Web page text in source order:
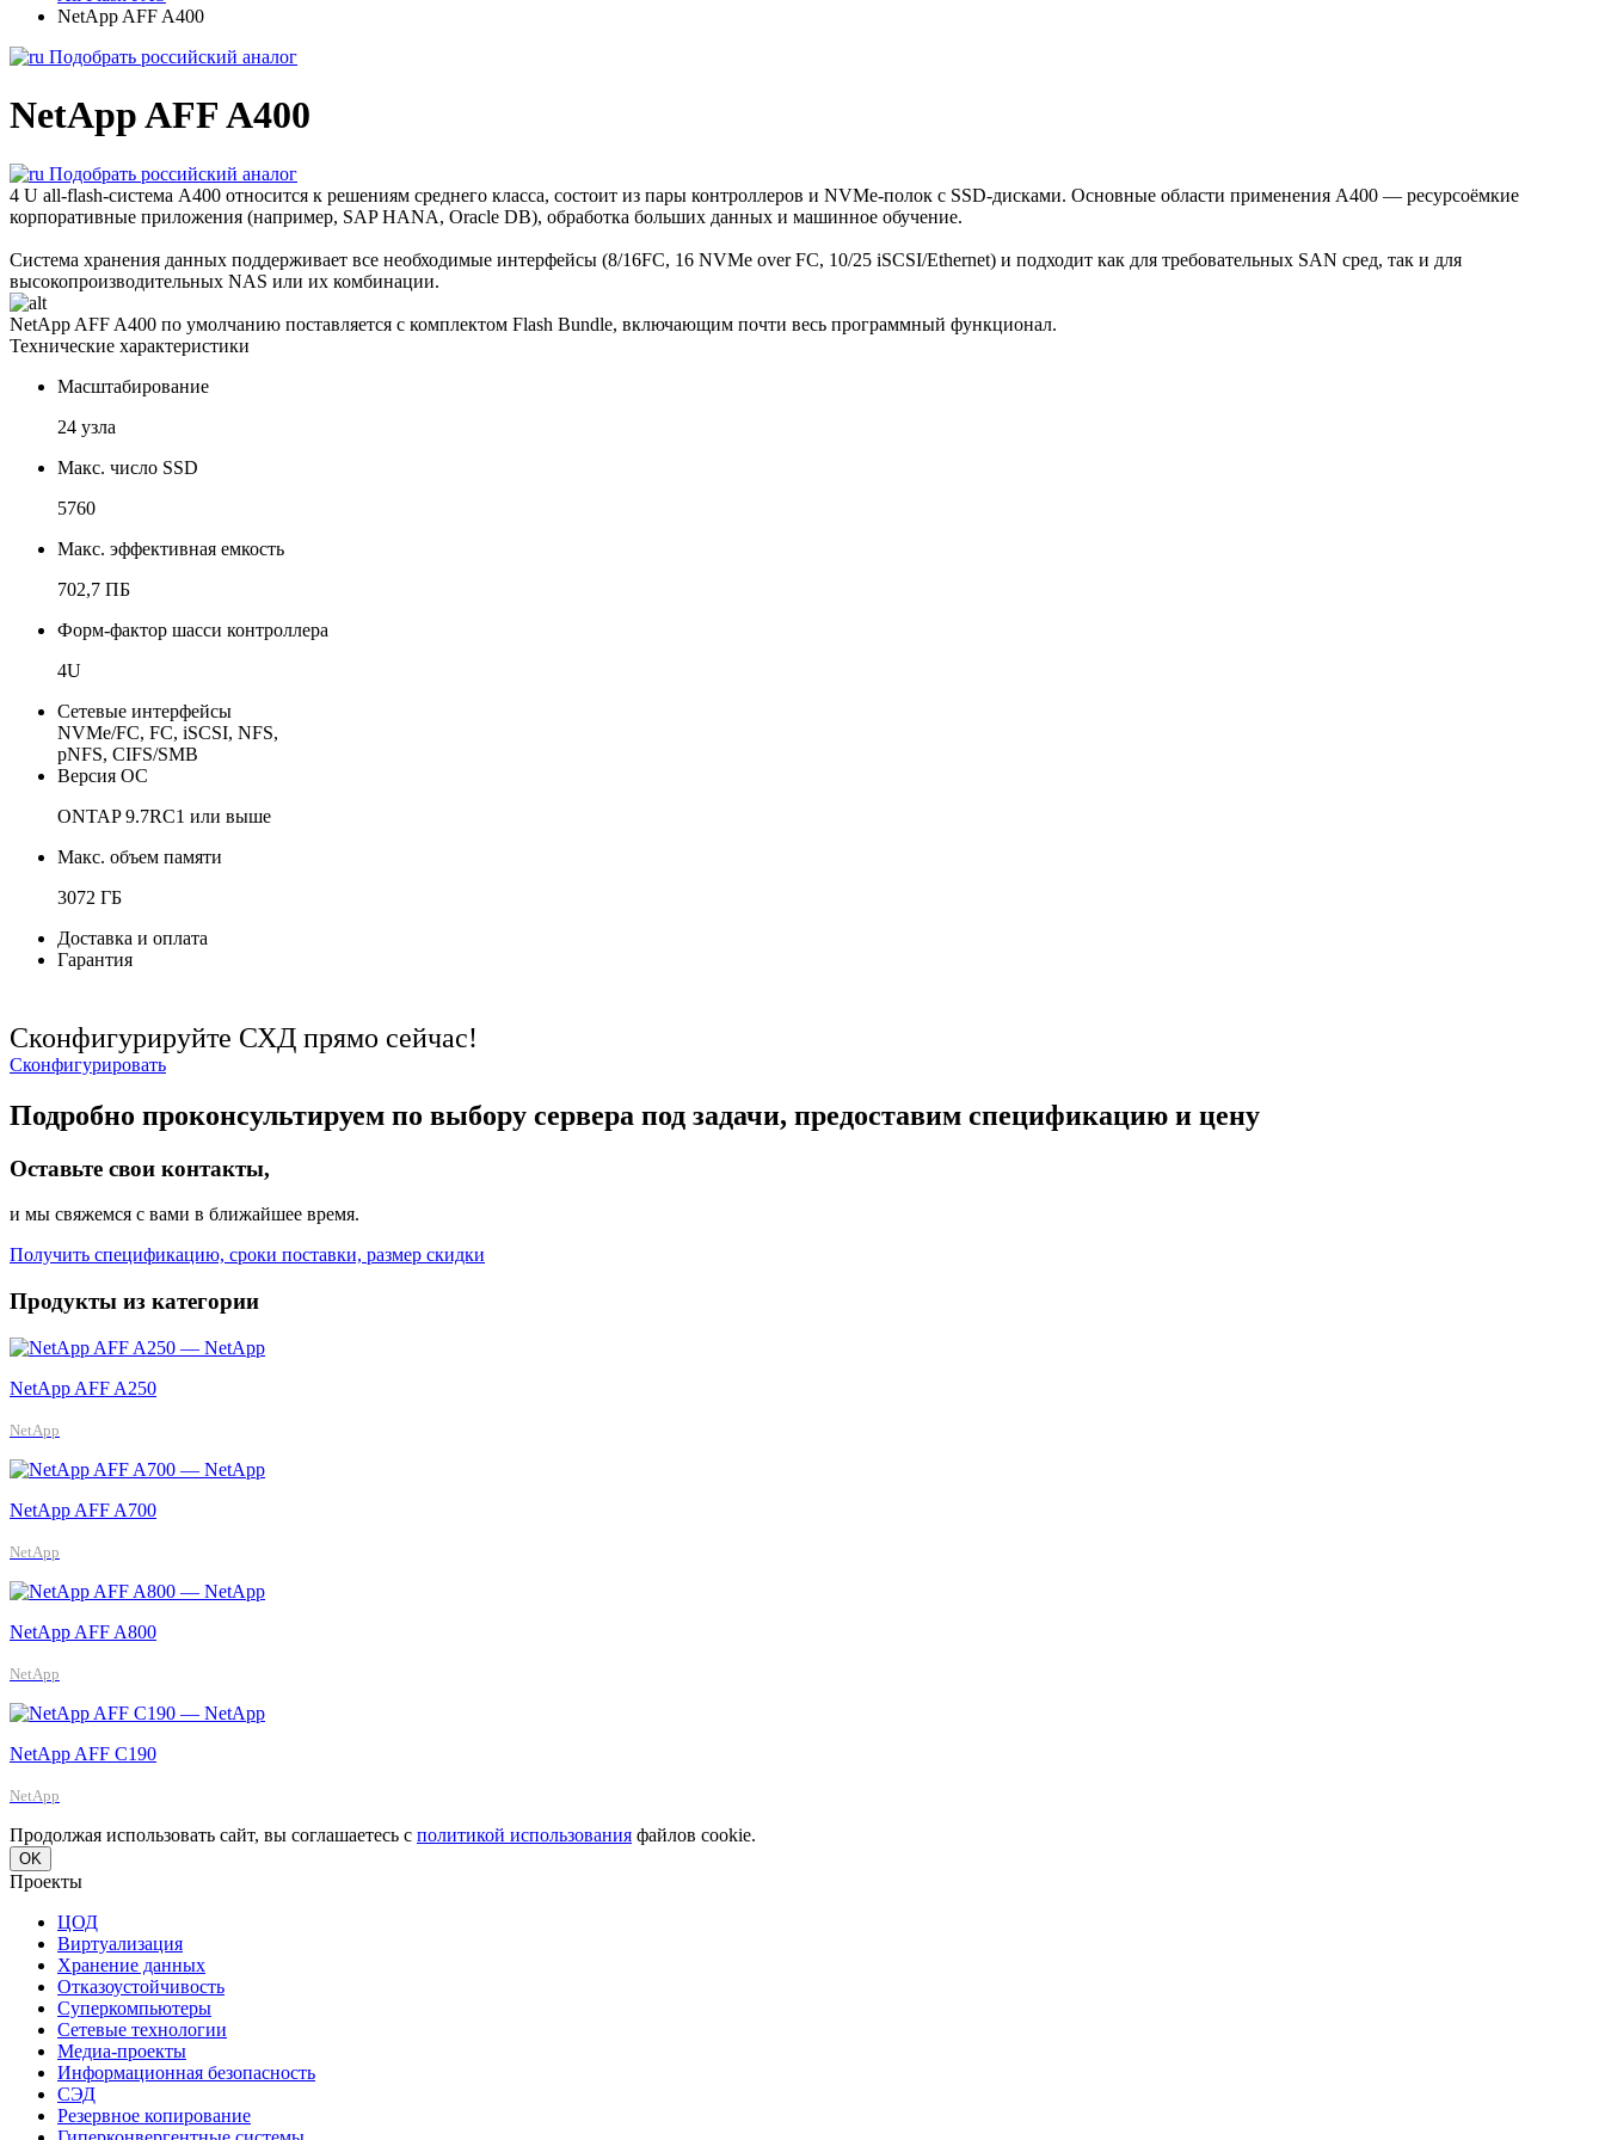
NetApp AFF A400
Подобрать российский аналог
NetApp AFF A400
Подобрать российский аналог
4 U all-flash-система A400 относится к решениям среднего класса, состоит из пары контроллеров и NVMe-полок с SSD-дисками. Основные области применения A400 — ресурсоёмкие
корпоративные приложения (например, SAP HANA, Oracle DB), обработка больших данных и машинное обучение.
Система хранения данных поддерживает все необходимые интерфейсы (8/16FC, 16 NVMe over FC, 10/25 iSCSI/Ethernet) и подходит как для требовательных SAN сред, так и для
высокопроизводительных NAS или их комбинации.
NetApp AFF A400 по умолчанию поставляется с комплектом Flash Bundle, включающим почти весь программный функционал.
Технические характеристики
Масштабирование
24 узла
Макс. число SSD
5760
Макс. эффективная емкость
702,7 ПБ
Форм-фактор шасси контроллера
4U
Сетевые интерфейсы
NVMe/FC, FC, iSCSI, NFS,
pNFS, CIFS/SMB
Версия ОС
ONTAP 9.7RC1 или выше
Макс. объем памяти
3072 ГБ
Доставка и оплата
Гарантия
Сконфигурируйте СХД прямо сейчас!
Сконфигурировать
Подробно проконсультируем по выбору сервера под задачи, предоставим спецификацию и цену
Оставьте свои контакты,
и мы свяжемся с вами в ближайшее время.
Получить спецификацию, сроки поставки, размер скидки
Продукты из категории
NetApp AFF A250
NetApp
NetApp AFF A700
NetApp
NetApp AFF A800
NetApp
NetApp AFF C190
NetApp
Продолжая использовать сайт, вы соглашаетесь с политикой использования файлов cookie.
OK
Проекты
ЦОД
Виртуализация
Хранение данных
Отказоустойчивость
Суперкомпьютеры
Сетевые технологии
Медиа-проекты
Информационная безопасность
СЭД
Резервное копирование